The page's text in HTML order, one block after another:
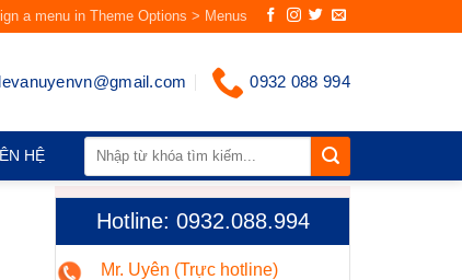
a menu in Theme Options > Menus
levanuyenvn@gmail.com 0932 088 994
HỆ
Hotline: 0932.088.994
Mr. Uyên (Trực hotline)